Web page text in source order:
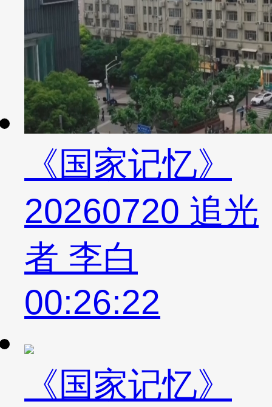
《国家记忆》
20260720 追光
者 李白
00:26:22
《国家记忆》